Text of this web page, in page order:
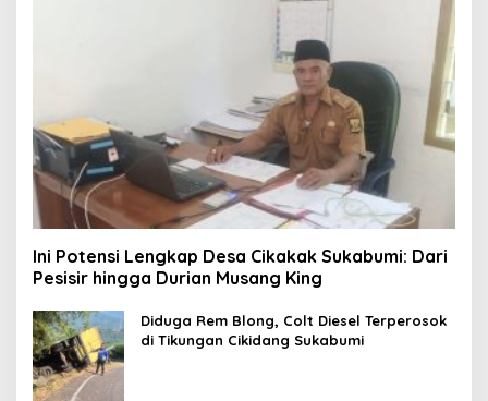
Ini Potensi Lengkap Desa Cikakak Sukabumi: Dari
Pesisir hingga Durian Musang King
Diduga Rem Blong, Colt Diesel Terperosok
di Tikungan Cikidang Sukabumi